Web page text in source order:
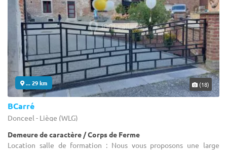
... 29 km (18)
BCarré
Donceel - Liège (WLG)
Demeure de caractère / Corps de Ferme
Location salle de formation : Nous vous proposons une large